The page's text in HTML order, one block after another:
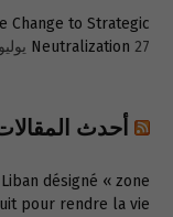
Change to Strategic
Neutralization 27 يوليو 2026
أحدث
désigné « zone
pour rendre la vie